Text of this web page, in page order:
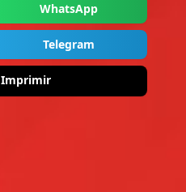
WhatsApp
Telegram
Imprimir